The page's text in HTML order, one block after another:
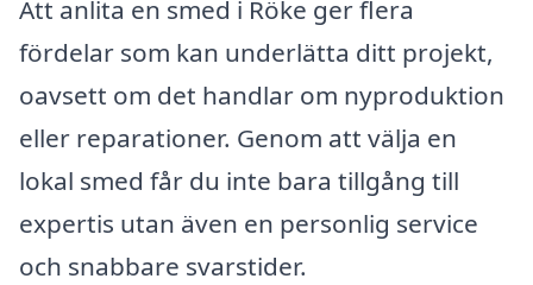
Att anlita en smed i Röke ger flera
fördelar som kan underlätta ditt projekt,
oavsett om det handlar om nyproduktion
eller reparationer. Genom att välja en
lokal smed får du inte bara tillgång till
expertis utan även en personlig service
och snabbare svarstider.